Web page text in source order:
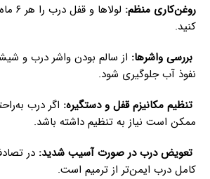
روغن‌کاری منظم:
کنید.
بررسی واشرها: از سالم بودن واشر درب و
نفوذ آب جلوگیری شود.
تنظیم مکانیزم قفل و دستگیره: اگر درب
ممکن است نیاز به تنظیم داشته باشد.
تعویض درب در صورت آسیب شدید: در
کامل درب ایمن‌تر از ترمیم است.